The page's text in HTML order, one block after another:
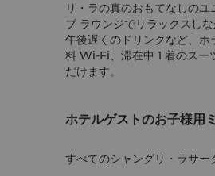
リ・ラの真のおもてなしの
ブ ラウンジでリラックスし
午後遅くのドリンクなど、
料 Wi-Fi、滞在中 1 着のスー
だけます。
ホテルゲストのお子様用
すべてのシャングリ・ラサー